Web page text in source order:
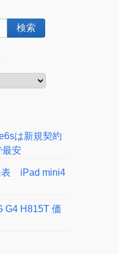
は新規契約
安
表 iPad mini4
G4 H815T 価